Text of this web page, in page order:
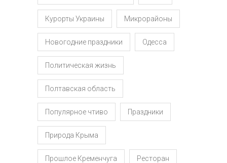
Курорты Украины Микрорайоны
Новогодние праздники Одесса
Политическая жизнь
Полтавская область
Популярное чтиво Праздники
Природа Крыма
Прошлое Кременчуга Ресторан